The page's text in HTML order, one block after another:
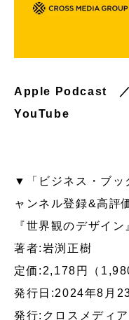
Apple Podcast
YouTube
▼「ビジネス・ブッ
ャンネル登録&高評
『世界観のデザイン
著者:岩渕正樹
定価:2,178円（
発行日:2024年8月
発行:クロスメディ